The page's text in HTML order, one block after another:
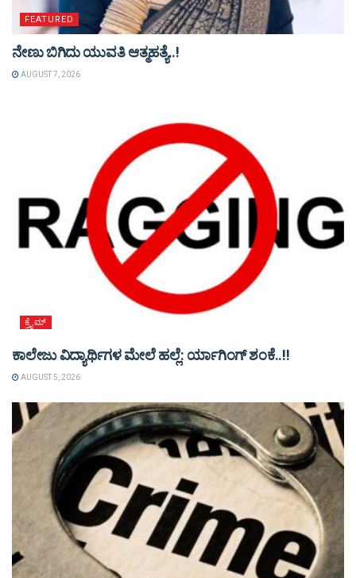
FEATURED
ನೇಣು ಬಿಗಿದು ಯುವತಿ ಆತ್ಮಹತ್ಯೆ..!
AUGUST 7, 2026
ಕ್ರೈಮ್
ಕಾಲೇಜು ವಿದ್ಯಾರ್ಥಿಗಳ ಮೇಲೆ ಹಲ್ಲೆ: ರ್ಯಾಗಿಂಗ್ ಶಂಕೆ..!!
AUGUST 5, 2026